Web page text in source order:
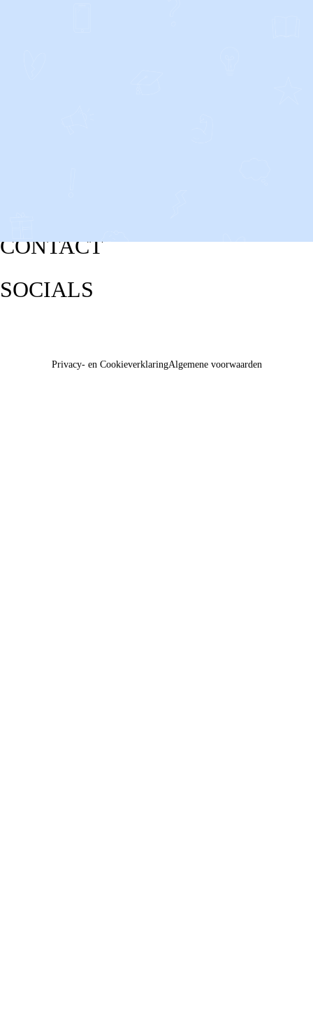
CONTACT
SOCIALS
Privacy- en CookieverklaringAlgemene voorwaarden